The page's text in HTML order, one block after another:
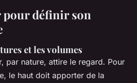
pour définir son
et les volumes
par nature, attire le regard. Pour
le haut doit apporter de la